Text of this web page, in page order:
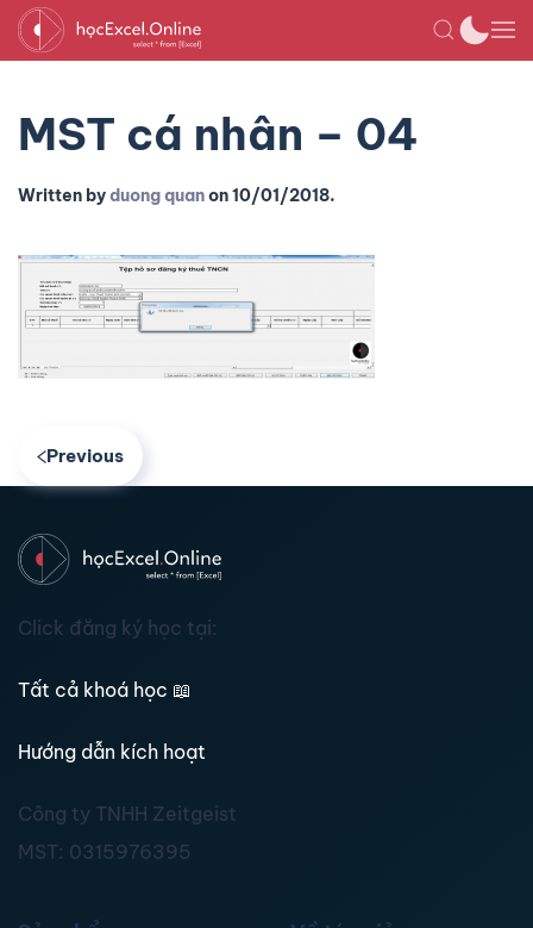
MST cá nhân – 04
Written byduong quanon10/01/2018.
Previous
Click đăng ký học tại:
Tất cả khoá học 📖
Hướng dẫn kích hoạt
Công ty TNHH Zeitgeist
MST: 0315976395